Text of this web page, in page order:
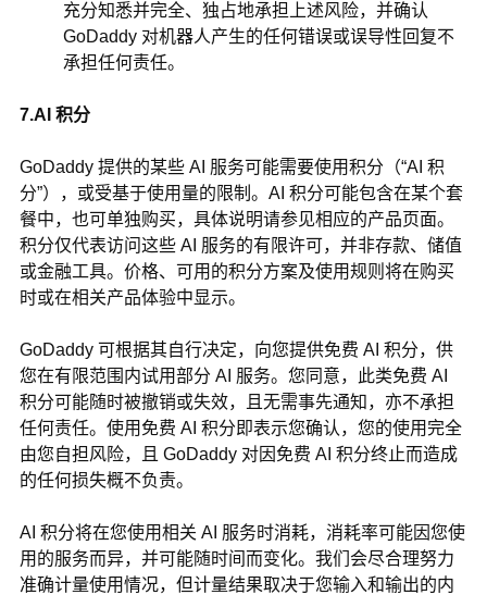
充分知悉并完全、独占地承担上述风险，并确认
GoDaddy 对机器人产生的任何错误或误导性回复不
承担任何责任。
7.AI 积分
GoDaddy 提供的某些 AI 服务可能需要使用积分（“AI 积
分”），或受基于使用量的限制。AI 积分可能包含在某个套
餐中，也可单独购买，具体说明请参见相应的产品页面。
积分仅代表访问这些 AI 服务的有限许可，并非存款、储值
或金融工具。价格、可用的积分方案及使用规则将在购买
时或在相关产品体验中显示。
GoDaddy 可根据其自行决定，向您提供免费 AI 积分，供
您在有限范围内试用部分 AI 服务。您同意，此类免费 AI
积分可能随时被撤销或失效，且无需事先通知，亦不承担
任何责任。使用免费 AI 积分即表示您确认，您的使用完全
由您自担风险，且 GoDaddy 对因免费 AI 积分终止而造成
的任何损失概不负责。
AI 积分将在您使用相关 AI 服务时消耗，消耗率可能因您使
用的服务而异，并可能随时间而变化。我们会尽合理努力
准确计量使用情况，但计量结果取决于您输入和输出的内